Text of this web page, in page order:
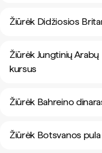
Žiūrėk Didžiosios
Žiūrėk Jungtinių
kursus
Žiūrėk Bahreino
Žiūrėk Botsvanos